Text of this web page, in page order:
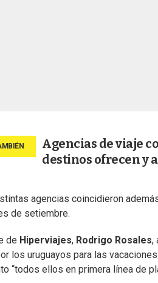
Agencias de viaje
destinos ofrecen y
agencias coincidieron
de setiembre.
de Hiperviajes, Rodrigo Rosales,
los uruguayos para las
“todos ellos en primera línea de